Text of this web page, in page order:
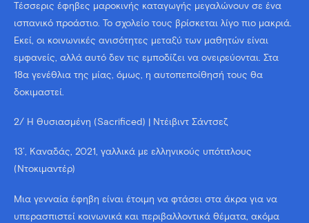
Τέσσερις έφηβες μαροκινής καταγωγής μεγαλώνουν σε ένα
ισπανικό προάστιο. Το σχολείο τους βρίσκεται λίγο πιο μακριά.
Εκεί, οι κοινωνικές ανισότητες μεταξύ των μαθητών είναι
εμφανείς, αλλά αυτό δεν τις εμποδίζει να ονειρεύονται. Στα
18α γενέθλια της μίας, όμως, η αυτοπεποίθησή τους θα
δοκιμαστεί.
2/ Η Θυσιασμένη (Sacrificed) | Ντέιβιντ Σάντσεζ
13’, Καναδάς, 2021, γαλλικά με ελληνικούς υπότιτλους
(Ντοκιμαντέρ)
Μια γενναία έφηβη είναι έτοιμη να φτάσει στα άκρα για να
υπερασπιστεί κοινωνικά και περιβαλλοντικά θέματα, ακόμα